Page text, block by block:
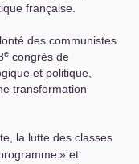
française.
des communistes
e congrès de
et politique,
transformation
la lutte des classes
» et